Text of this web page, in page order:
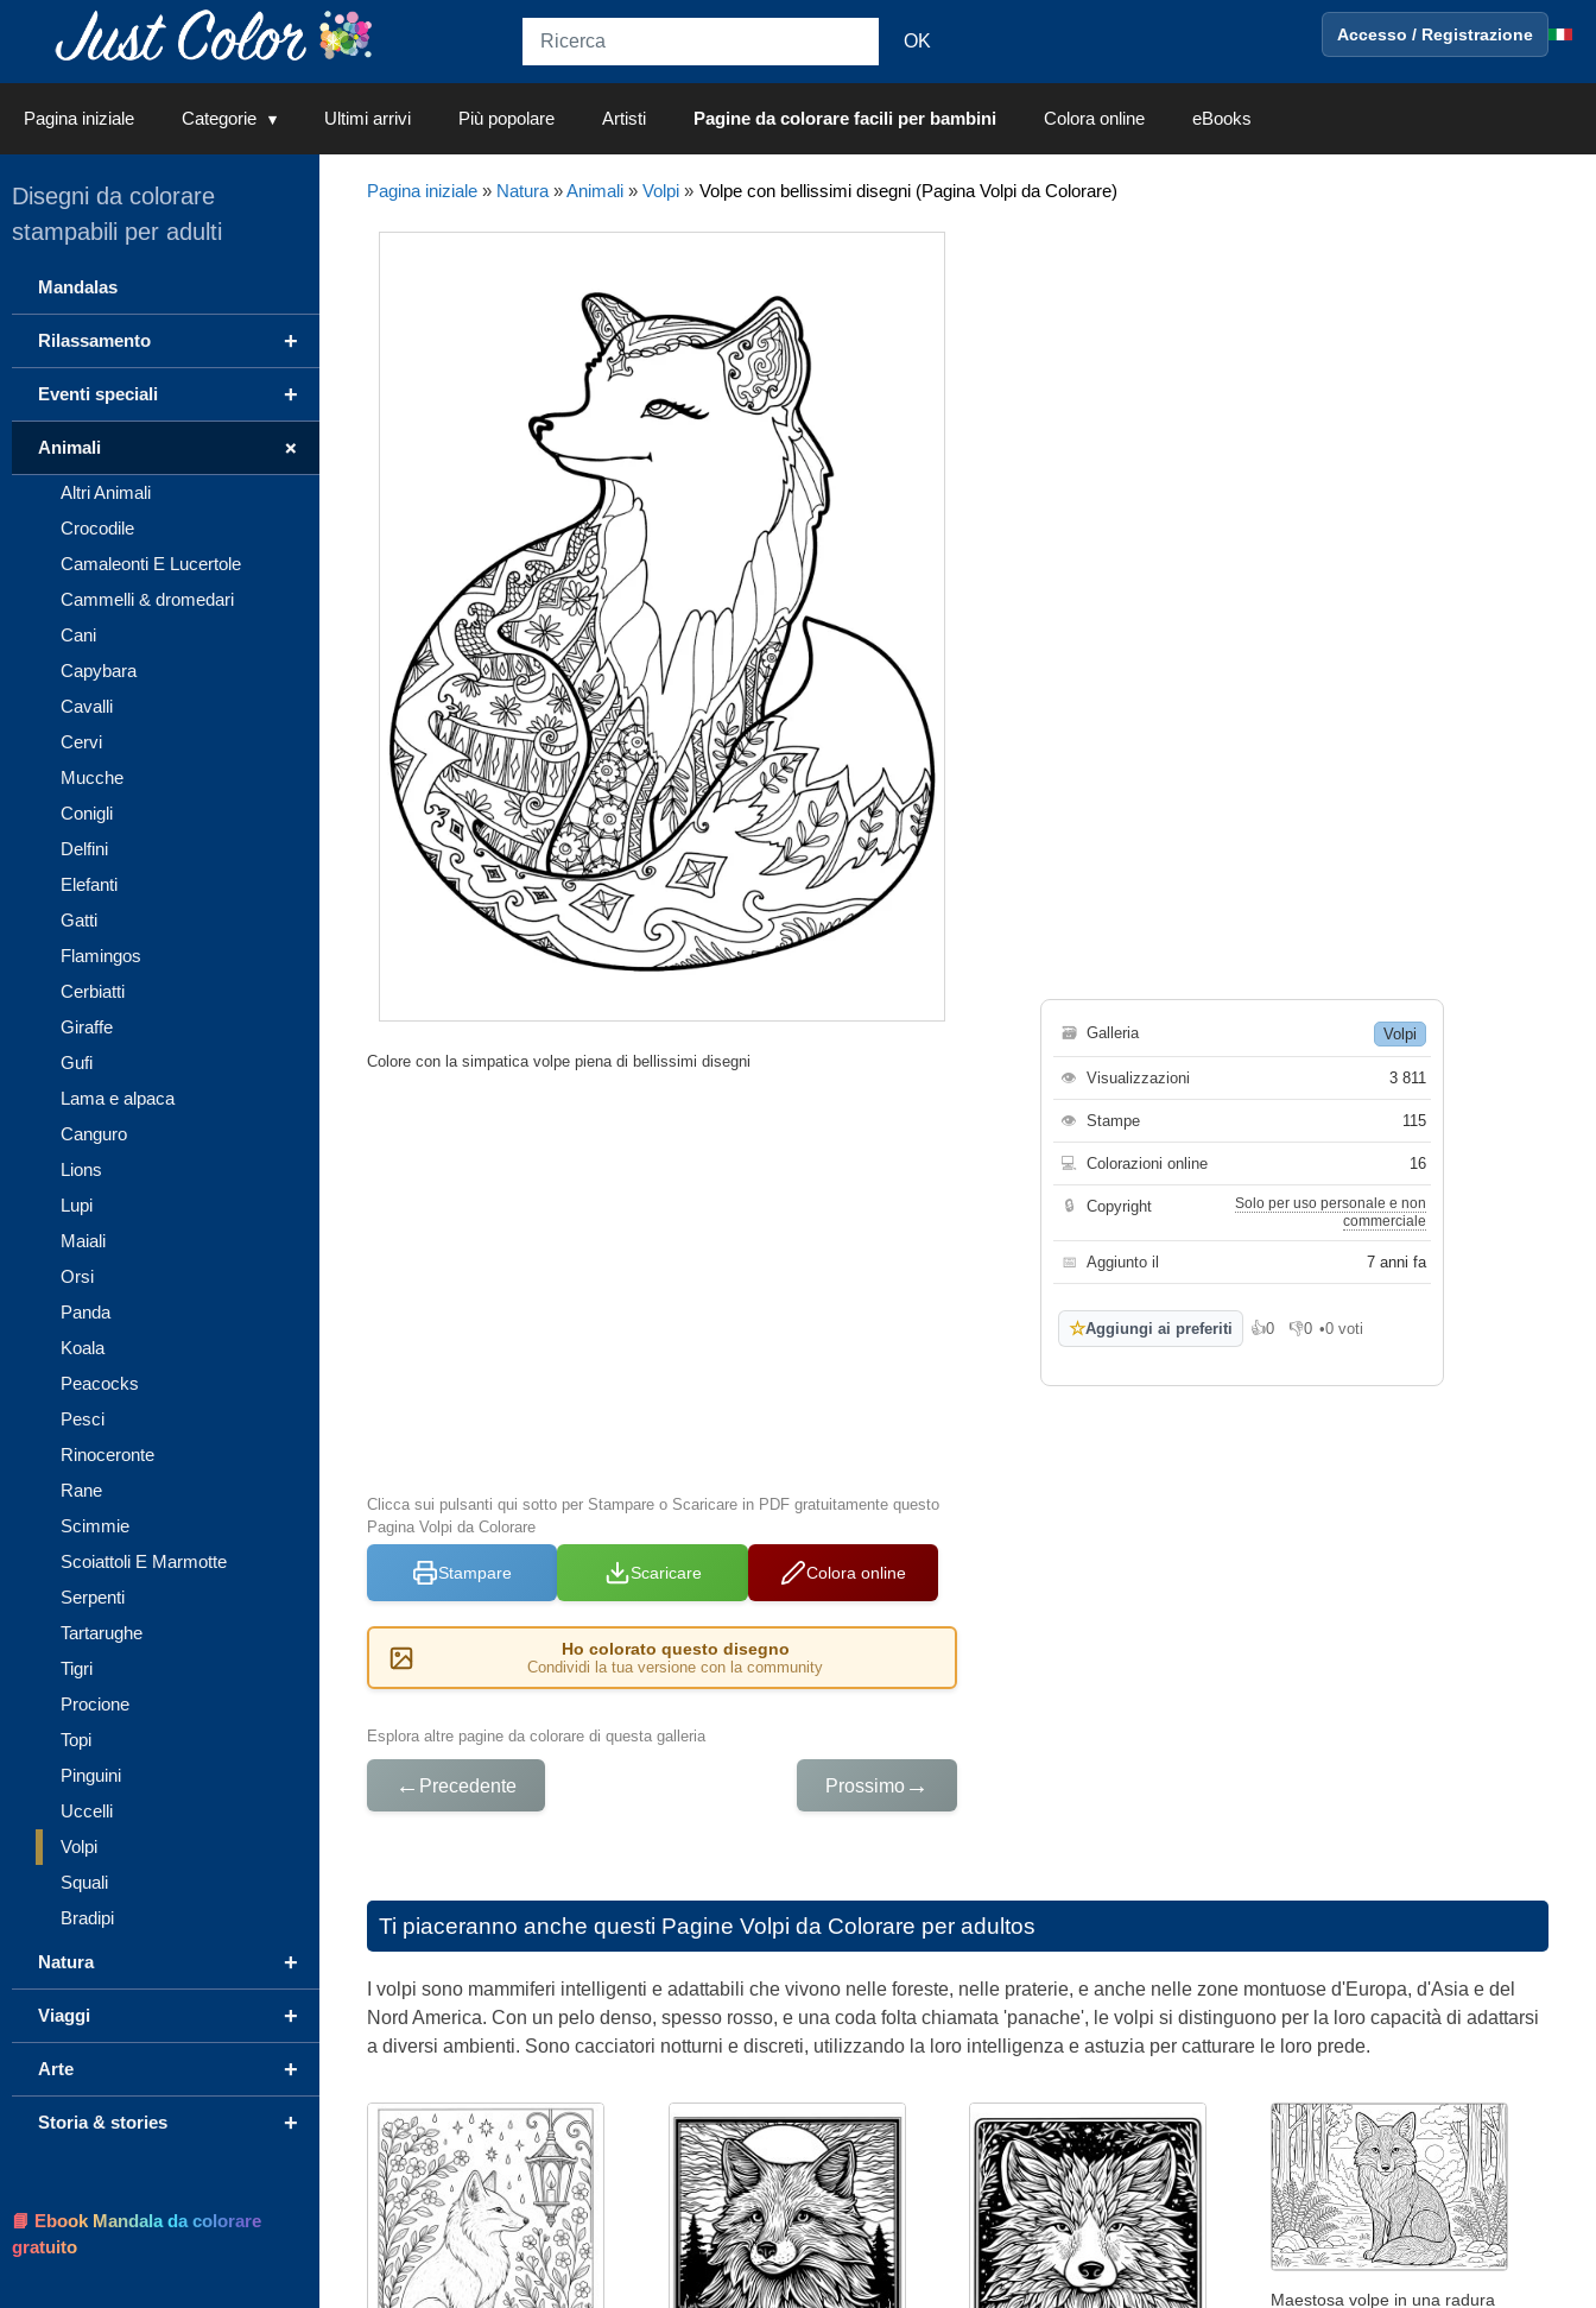
Accesso / Registrazione
Pagina iniziale Categorie Ultimi arrivi Più popolare Artisti Pagine da colorare facili per bambini Colora online eBooks
Pagina iniziale» Natura»Animali» Volpi» Volpe con bellissimi disegni (Pagina Volpi da Colorare)
Colore con la simpatica volpe piena di bellissimi disegni
Clicca sui pulsanti qui sotto per Stampare o Scaricare in PDF gratuitamente questo
Pagina Volpi da Colorare
Stampare Scaricare Colora online
Ho colorato questo disegno
Condividi la tua versione con la community
Esplora altre pagine da colorare di questa galleria
← Precedente Prossimo →
🗃 Galleria Volpi
👁 Visualizzazioni 3 811
👁 Stampe 115
💻 Colorazioni online 16
🔒 Copyright
Solo per uso personale e non
commerciale
📅 Aggiunto il 7 anni fa
☆Aggiungi ai preferiti 👍0
Mi piace
👎0
Non mi piace
•0 voti
Ti piaceranno anche questi Pagine Volpi da Colorare per adultos
I volpi sono mammiferi intelligenti e adattabili che vivono nelle foreste, nelle praterie, e anche nelle zone montuose d'Europa, d'Asia e del
Nord America. Con un pelo denso, spesso rosso, e una coda folta chiamata 'panache', le volpi si distinguono per la loro capacità di adattarsi
a diversi ambienti. Sono cacciatori notturni e discreti, utilizzando la loro intelligenza e astuzia per catturare le loro prede.
Maestosa volpe in una radura
Disegni da colorare
stampabili per adulti
Mandalas
+
Rilassamento
+
Eventi speciali
+
Animali
Altri Animali
Crocodile
Camaleonti E Lucertole
Cammelli & dromedari
Cani
Capybara
Cavalli
Cervi
Mucche
Conigli
Delfini
Elefanti
Gatti
Flamingos
Cerbiatti
Giraffe
Gufi
Lama e alpaca
Canguro
Lions
Lupi
Maiali
Orsi
Panda
Koala
Peacocks
Pesci
Rinoceronte
Rane
Scimmie
Scoiattoli E Marmotte
Serpenti
Tartarughe
Tigri
Procione
Topi
Pinguini
Uccelli
Volpi
Squali
Bradipi
+
Natura
+
Viaggi
+
Arte
+
Storia & stories
📘 Ebook Mandala da colorare
gratuito